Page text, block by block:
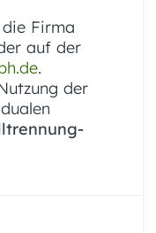
Firma
auf der
.
der